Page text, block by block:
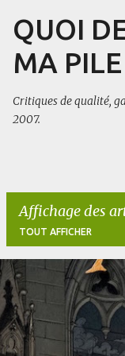
QUOI
MA PILE
Critiques de qualité,
2007.
Affichage des
TOUT AFFICHER
A
r
t